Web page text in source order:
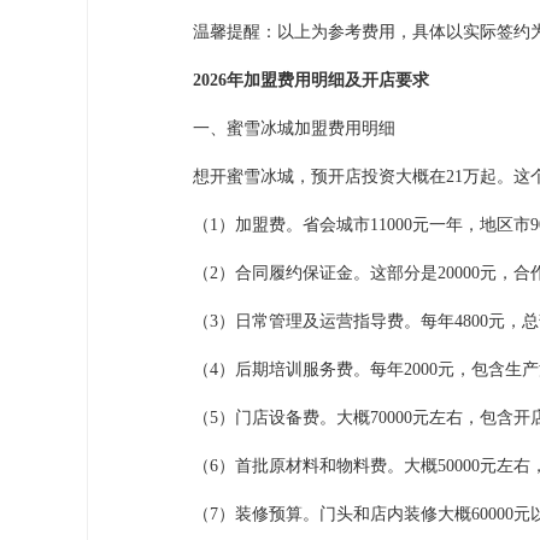
温馨提醒：以上为参考费用，具体以实际签约
2026年加盟费用明细及开店要求
一、蜜雪冰城加盟费用明细
想开蜜雪冰城，预开店投资大概在21万起。这
（1）加盟费。省会城市11000元一年，地区市
（2）合同履约保证金。这部分是20000元，合
（3）日常管理及运营指导费。每年4800元，总
（4）后期培训服务费。每年2000元，包含生产
（5）门店设备费。大概70000元左右，包含开
（6）首批原材料和物料费。大概50000元左右
（7）装修预算。门头和店内装修大概60000元